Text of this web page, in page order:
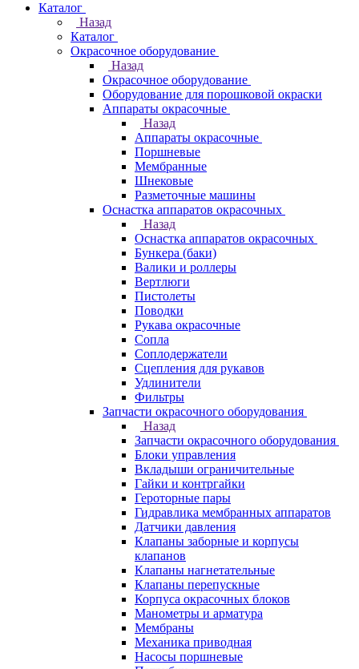
Каталог
Назад
Каталог
Окрасочное оборудование
Назад
Окрасочное оборудование
Оборудование для порошковой окраски
Аппараты окрасочные
Назад
Аппараты окрасочные
Поршневые
Мембранные
Шнековые
Разметочные машины
Оснастка аппаратов окрасочных
Назад
Оснастка аппаратов окрасочных
Бункера (баки)
Валики и роллеры
Вертлюги
Пистолеты
Поводки
Рукава окрасочные
Сопла
Соплодержатели
Сцепления для рукавов
Удлинители
Фильтры
Запчасти окрасочного оборудования
Назад
Запчасти окрасочного оборудования
Блоки управления
Вкладыши ограничительные
Гайки и контргайки
Героторные пары
Гидравлика мембранных аппаратов
Датчики давления
Клапаны заборные и корпусы
клапанов
Клапаны нагнетательные
Клапаны перепускные
Корпуса окрасочных блоков
Манометры и арматура
Мембраны
Механика приводная
Насосы поршневые